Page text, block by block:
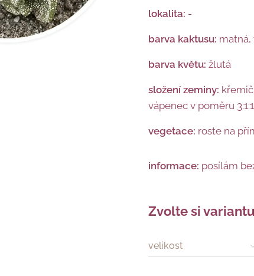
lokalita: -
barva kaktusu: matná,
barva květu: žlutá
složení zeminy:
vápenec v poměru 3:1:1
vegetace: roste na
informace: posílám
Zvolte si
velikost